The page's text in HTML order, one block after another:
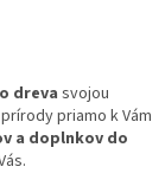
dreva svojou
priamo k Vám
a doplnkov do